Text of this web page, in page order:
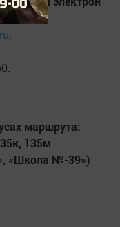
,
маршрута:
135м
«Школа №-39»)